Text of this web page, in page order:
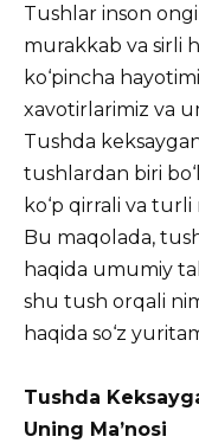
Tushlar inson
murakkab va sirli
ko‘pincha
xavotirlarimiz va
Tushda
tushlardan biri
ko‘p qirrali va turli
Bu maqolada,
haqida umumiy
shu tush orqali
haqida so‘z
Tushda
Uning Ma’nosi